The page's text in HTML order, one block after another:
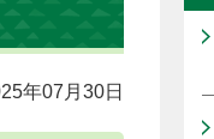
年07月30日